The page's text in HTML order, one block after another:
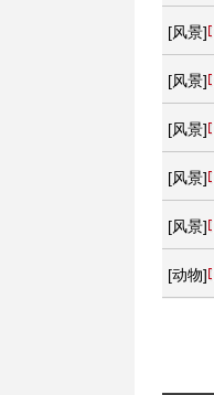
[风景]
[风景]
[风景]
[风景]
[风景]
[动物]